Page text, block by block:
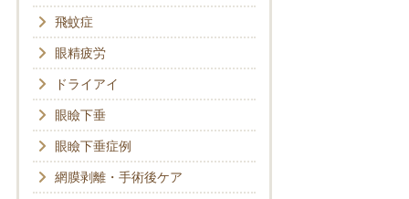
飛蚊症
眼精疲労
ドライアイ
眼瞼下垂
眼瞼下垂症例
網膜剥離・手術後ケア